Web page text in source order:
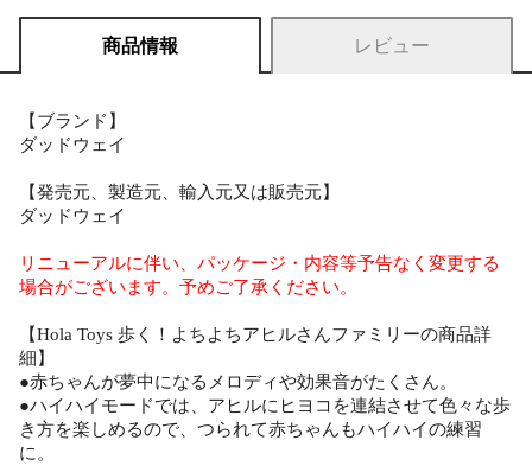
商品情報 レビュー
【ブランド】
ダッドウェイ
【発売元、製造元、輸入元又は販売元】
ダッドウェイ
リニューアルに伴い、パッケージ・内容等予告なく変更する
場合がございます。予めご了承ください。
【Hola Toys 歩く！よちよちアヒルさんファミリーの商品詳
細】
●赤ちゃんが夢中になるメロディや効果音がたくさん。
●ハイハイモードでは、アヒルにヒヨコを連結させて色々な歩
き方を楽しめるので、つられて赤ちゃんもハイハイの練習
に。